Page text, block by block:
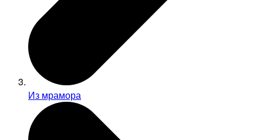
Из мрамора